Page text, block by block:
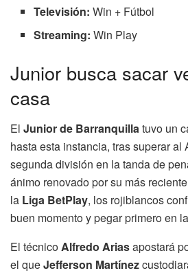
Televisión: Win + Fútbol
Streaming: Win Play
Junior busca sacar
casa
El Junior de Barranquillatuvo un
hasta esta instancia, tras superar al
segunda división en la tanda de
ánimo renovado por su más
la Liga BetPlay, los rojiblancos
buen momento y pegar primero en
El técnicoAlfredo Ariasapostará
el queJefferson Martínez